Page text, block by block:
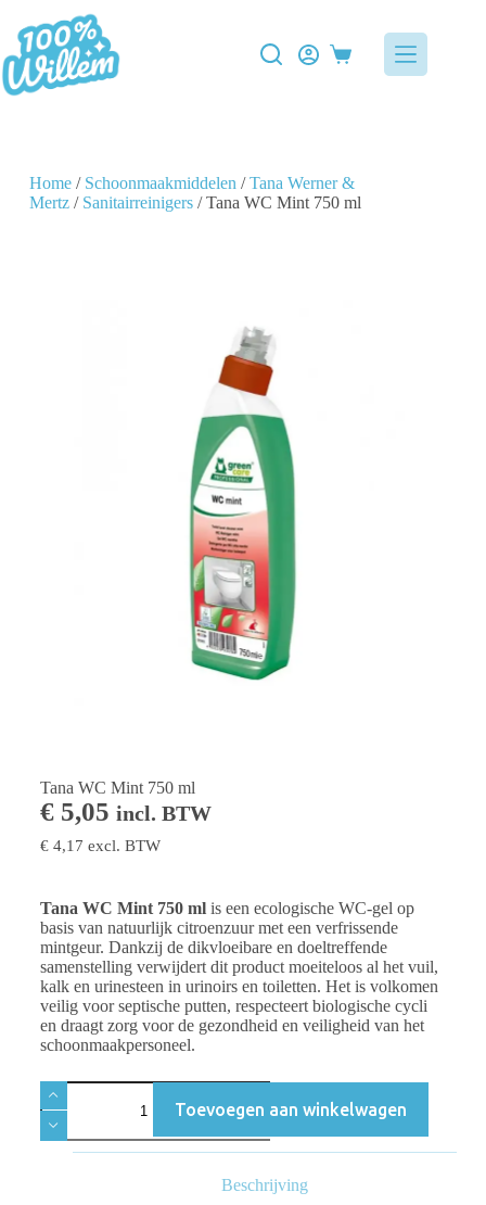
Home/ Schoonmaakmiddelen /Tana Werner &
Mertz/ Sanitairreinigers/ Tana WC Mint 750 ml
Tana WC Mint 750 ml
€5,05 incl. BTW
€4,17 excl. BTW
Tana WC Mint 750 mlis een ecologische WC-gel op
basis van natuurlijk citroenzuur met een verfrissende
mintgeur. Dankzij de dikvloeibare en doeltreffende
samenstelling verwijdert dit product moeiteloos al het vuil,
kalk en urinesteen in urinoirs en toiletten. Het is volkomen
veilig voor septische putten, respecteert biologische cycli
en draagt zorg voor de gezondheid en veiligheid van het
schoonmaakpersoneel.
Toevoegen aan winkelwagen
Beschrijving